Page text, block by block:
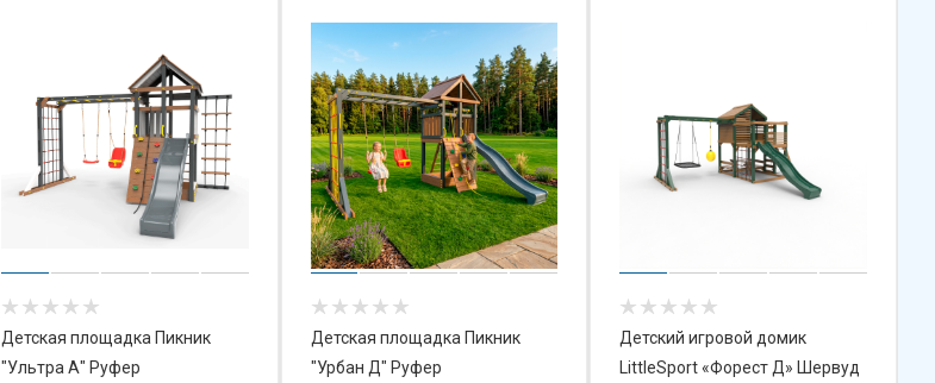
Детская площадка Пикник
"Ультра А" Руфер
Детская площадка Пикник
"Урбан Д" Руфер
Детский игровой домик
LittleSport «Форест Д» Шервуд